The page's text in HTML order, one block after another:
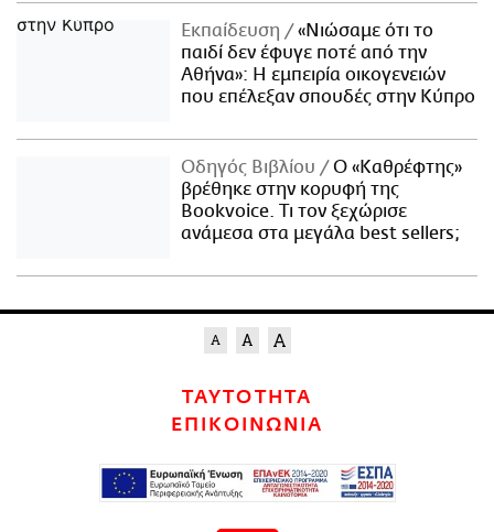
Εκπαίδευση
«Νιώσαμε ότι το
παιδί δεν έφυγε ποτέ από την
Αθήνα»: Η εμπειρία οικογενειών
που επέλεξαν σπουδές στην Κύπρο
Οδηγός Βιβλίου
Ο «Καθρέφτης»
βρέθηκε στην κορυφή της
Bookvoice. Τι τον ξεχώρισε
ανάμεσα στα μεγάλα best sellers;
ΤΑΥΤΟΤΗΤΑ
ΕΠΙΚΟΙΝΩΝΙΑ